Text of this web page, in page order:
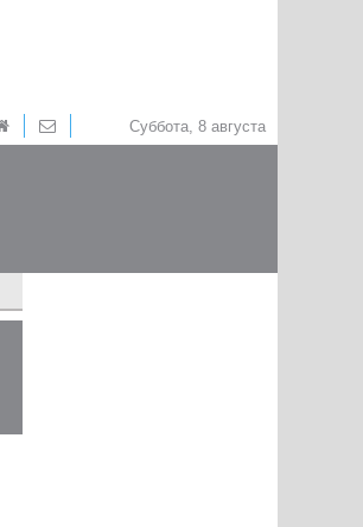
Суббота, 8 августа